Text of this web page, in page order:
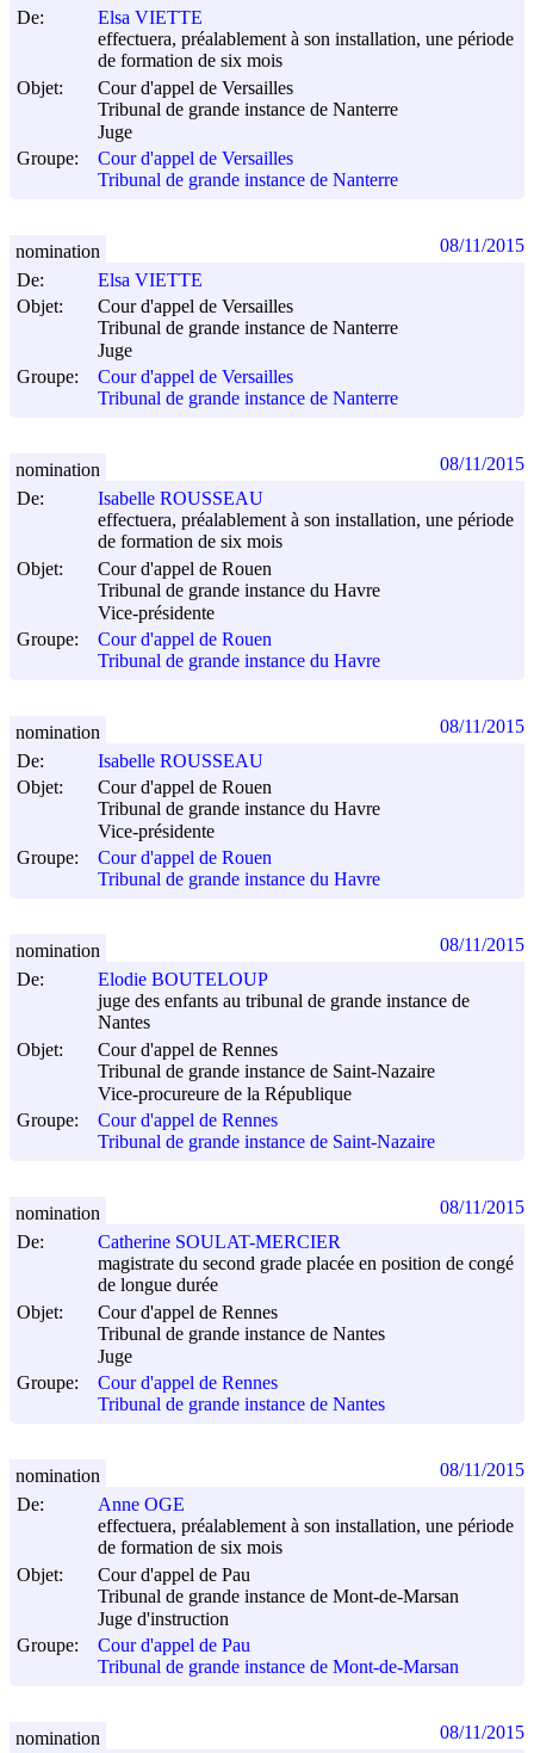
De:
Elsa VIETTE
effectuera, préalablement à son installation, une période
de formation de six mois
Objet:
Cour d'appel de Versailles
Tribunal de grande instance de Nanterre
Juge
Groupe:
Cour d'appel de Versailles
Tribunal de grande instance de Nanterre
De:
Elsa VIETTE
Objet:
Cour d'appel de Versailles
Tribunal de grande instance de Nanterre
Juge
Groupe:
Cour d'appel de Versailles
Tribunal de grande instance de Nanterre
nomination 08/11/2015
De:
Isabelle ROUSSEAU
effectuera, préalablement à son installation, une période
de formation de six mois
Objet:
Cour d'appel de Rouen
Tribunal de grande instance du Havre
Vice-présidente
Groupe:
Cour d'appel de Rouen
Tribunal de grande instance du Havre
nomination 08/11/2015
De:
Isabelle ROUSSEAU
Objet:
Cour d'appel de Rouen
Tribunal de grande instance du Havre
Vice-présidente
Groupe:
Cour d'appel de Rouen
Tribunal de grande instance du Havre
nomination 08/11/2015
De:
Elodie BOUTELOUP
juge des enfants au tribunal de grande instance de
Nantes
Objet:
Cour d'appel de Rennes
Tribunal de grande instance de Saint-Nazaire
Vice-procureure de la République
Groupe:
Cour d'appel de Rennes
Tribunal de grande instance de Saint-Nazaire
nomination 08/11/2015
De:
Catherine SOULAT-MERCIER
magistrate du second grade placée en position de congé
de longue durée
Objet:
Cour d'appel de Rennes
Tribunal de grande instance de Nantes
Juge
Groupe:
Cour d'appel de Rennes
Tribunal de grande instance de Nantes
nomination 08/11/2015
De:
Anne OGE
effectuera, préalablement à son installation, une période
de formation de six mois
Objet:
Cour d'appel de Pau
Tribunal de grande instance de Mont-de-Marsan
Juge d'instruction
Groupe:
Cour d'appel de Pau
Tribunal de grande instance de Mont-de-Marsan
nomination 08/11/2015
nomination 08/11/2015